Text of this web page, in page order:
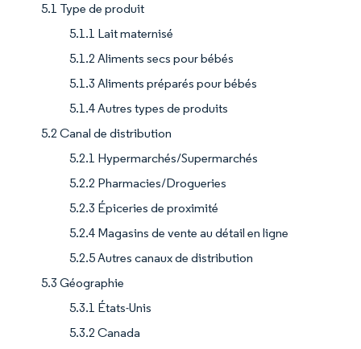
5.1 Type de produit
5.1.1 Lait maternisé
5.1.2 Aliments secs pour bébés
5.1.3 Aliments préparés pour bébés
5.1.4 Autres types de produits
5.2 Canal de distribution
5.2.1 Hypermarchés/Supermarchés
5.2.2 Pharmacies/Drogueries
5.2.3 Épiceries de proximité
5.2.4 Magasins de vente au détail en ligne
5.2.5 Autres canaux de distribution
5.3 Géographie
5.3.1 États-Unis
5.3.2 Canada